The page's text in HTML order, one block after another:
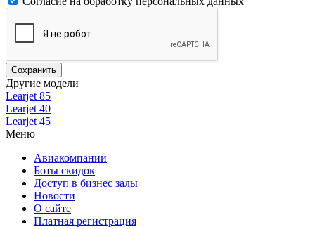
Другие модели
Learjet 85
Learjet 40
Learjet 45
Меню
Авиакомпании
Боты скидок
Доступ в бизнес залы
Новости
О сайте
Платная регистрация